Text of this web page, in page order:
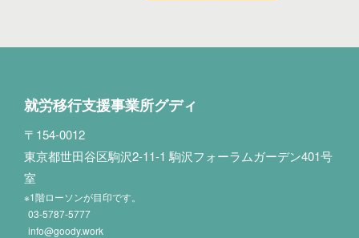
就労移行支援事業所グディ
〒154-0012
東京都世田谷区駒沢2-11-1 駒沢フォーラムガーデン401号
室
※1階ローソンが目印です。
03-5787-5777
info@goody.work